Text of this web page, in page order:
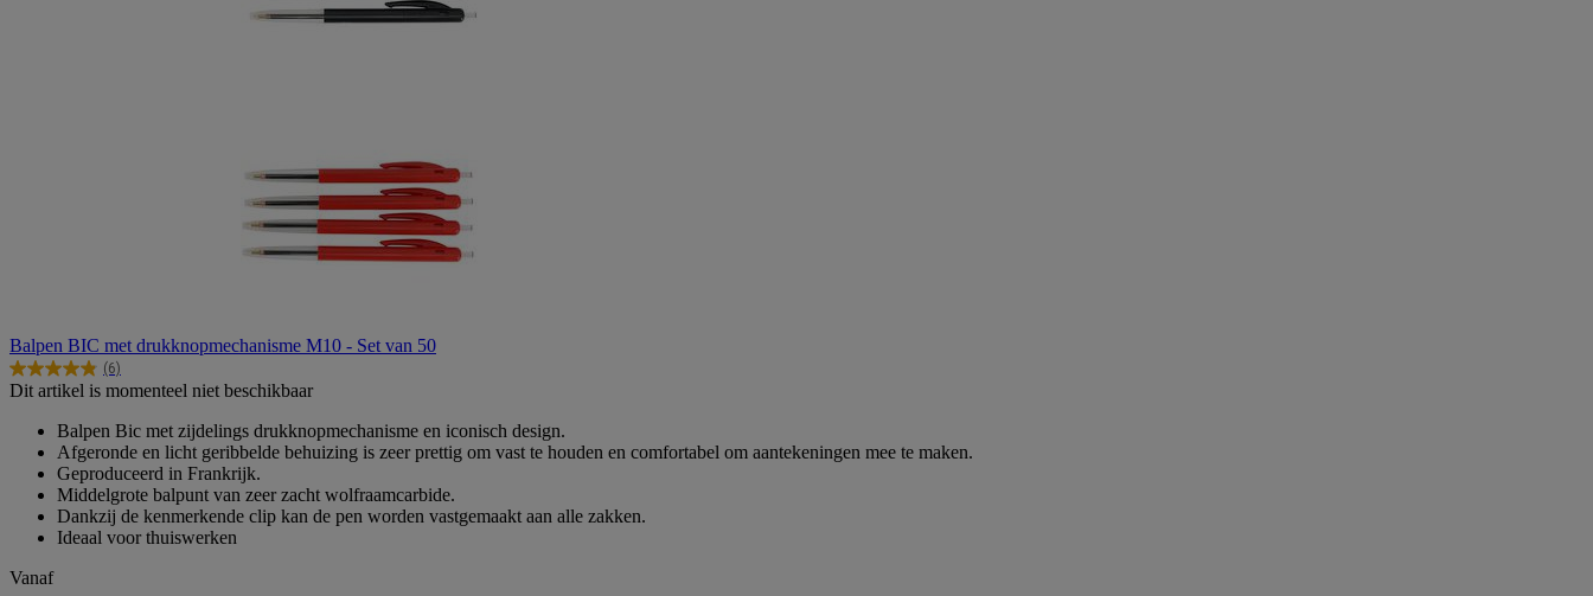
Balpen BIC met drukknopmechanisme M10 - Set van 50
(6)
4.8
van
sterren.
beoordelingen
Dit artikel is momenteel niet beschikbaar
Balpen Bic met zijdelings drukknopmechanisme en iconisch design.
Afgeronde en licht geribbelde behuizing is zeer prettig om vast te houden en comfortabel om aantekeningen mee te maken.
Geproduceerd in Frankrijk.
Middelgrote balpunt van zeer zacht wolfraamcarbide.
Dankzij de kenmerkende clip kan de pen worden vastgemaakt aan alle zakken.
Ideaal voor thuiswerken
Vanaf